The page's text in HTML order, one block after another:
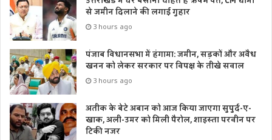
से जमीन दिलाने की लगाई गुहार
3 hours ago
पंजाब विधानसभा में हंगामा: जमीन, सड़कों और अवैध
खनन को लेकर सरकार पर विपक्ष के तीखे सवाल
3 hours ago
अतीक के बेटे अबान को आज किया जाएगा सुपुर्द-ए-
खाक, अली-उमर को मिली पैरोल, शाइस्ता परवीन पर
टिकी नजर